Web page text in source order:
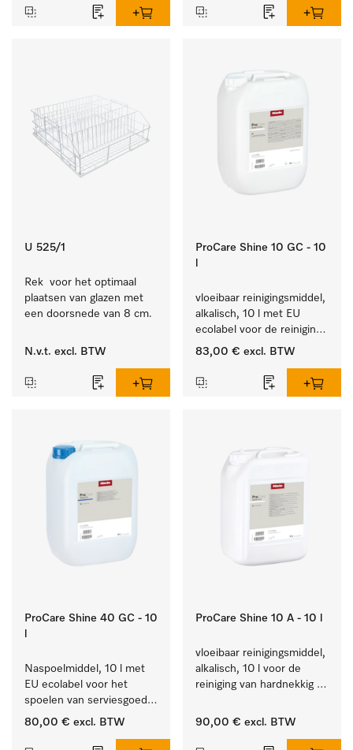
bestek en glazen.
U 525/1
Rek  voor het optimaal
plaatsen van glazen met
een doorsnede van 8 cm.
N.v.t. excl. BTW
ProCare Shine 10 GC - 10
vloeibaar reinigingsmiddel,
alkalisch, 10 l met EU
ecolabel voor de reiniging
van alledaags vuil op
glazen.
83,00 € excl. BTW
ProCare Shine 40 GC - 10
Naspoelmiddel, 10 l met
EU ecolabel voor het
spoelen van serviesgoed,
bestek en glazen.
80,00 € excl. BTW
ProCare Shine 10 A - 10 l
vloeibaar reinigingsmiddel,
alkalisch, 10 l voor de
reiniging van hardnekkig
bestek en glazen.
90,00 € excl. BTW